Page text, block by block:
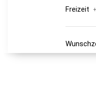
Freizeit